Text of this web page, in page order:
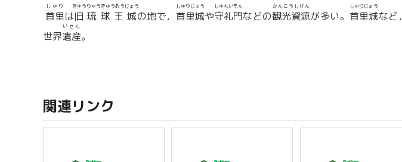
首里
しゅり
は旧琉球王城
きゅうりゅうきゅうおうじょう
の地で， 首里城
しゅりじょう
や守礼門
しゅれいもん
などの観光資源
かんこうしげん
が多い。 首里城
しゅりじょう
など，
世界遺産
いさん
。
関連リンク